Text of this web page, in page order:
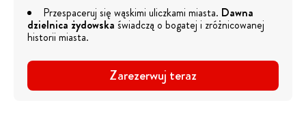
Przespaceruj się wąskimi uliczkami miasta. Dawna
dzielnica żydowska świadczą o bogatej i zróżnicowanej
historii miasta.
Zarezerwuj teraz